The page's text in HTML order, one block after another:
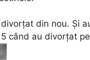
din nou. Și
când au divorțat